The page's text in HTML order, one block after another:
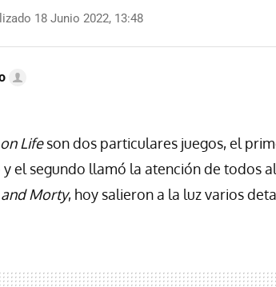
18 Junio 2022, 13:48
Lifeson dos particulares juegos, el
y el segundo llamó la atención de todos
Morty, hoy salieron a la luz varios